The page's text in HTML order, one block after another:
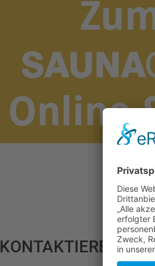
KONTAKTIEREN SIE